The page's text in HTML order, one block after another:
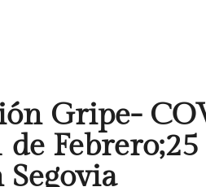
Gripe-
Febrero;25